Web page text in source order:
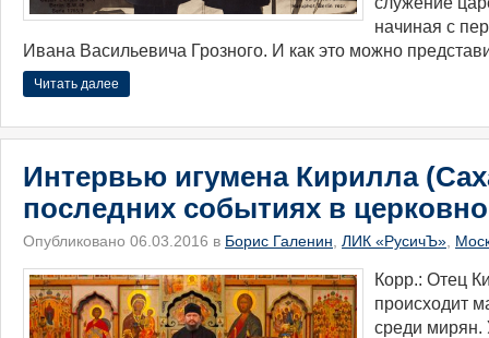
начиная с
Ивана Васильевича Грозного. И как это можно
Читать далее
Интервью игумена Кирилла
последних событиях в
Опубликовано 06.03.2016 в Борис Галенин ЛИК «РусичЪ»
Корр.: Отец
происходит
среди мирян.